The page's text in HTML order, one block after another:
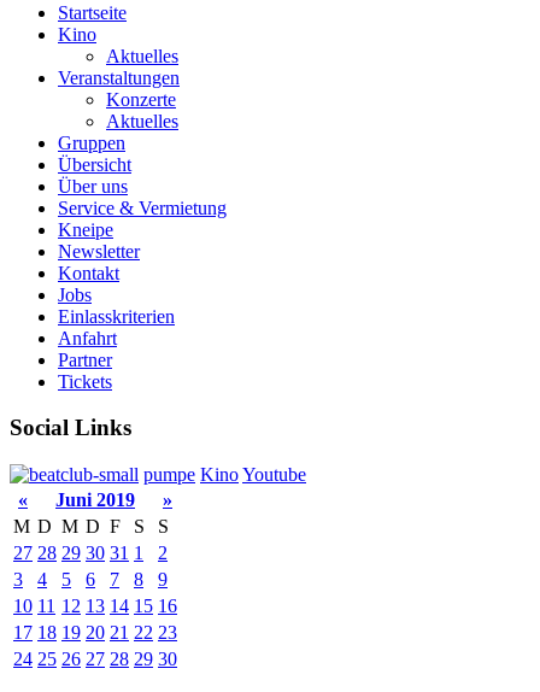
Startseite
Kino
Aktuelles
Veranstaltungen
Konzerte
Aktuelles
Gruppen
Übersicht
Über uns
Service & Vermietung
Kneipe
Newsletter
Kontakt
Jobs
Einlasskriterien
Anfahrt
Partner
Tickets
Social Links
pumpe KinoYoutube
«
Juni 2019
»
M D M D F S
S
27 28 29 30 31 1
2
3
4 5 6 7 8
9
10 11 12 13 14 15 16
17 18 19 20 21 22 23
24 25 26 27 28 29 30